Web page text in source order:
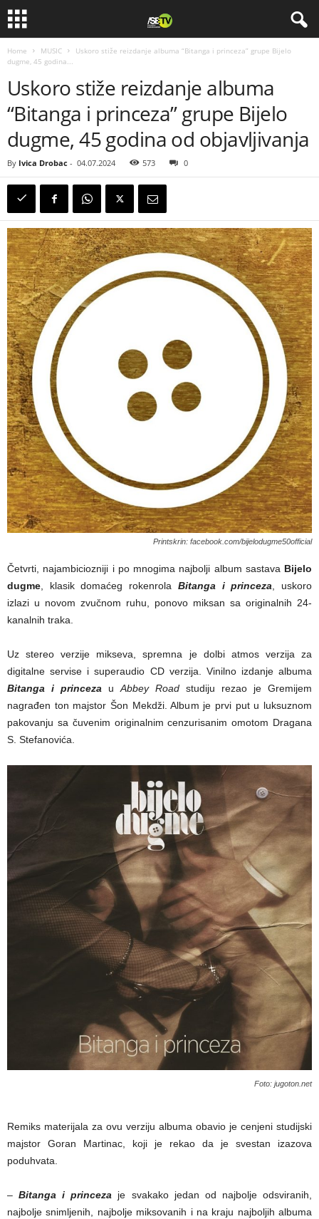
Home MUSIC
Uskoro stiže reizdanje albuma “Bitanga i princeza” grupe Bijelo
dugme, 45 godina...
Uskoro stiže reizdanje albuma
“Bitanga i princeza” grupe Bijelo
dugme, 45 godina od objavljivanja
By Ivica Drobac - 04.07.2024 573 0
Printskrin: facebook.com/bijelodugme50official
Četvrti, najambiciozniji i po mnogima najbolji album sastava Bijelo
dugme , klasik domaćeg rokenrola Bitanga i princeza , uskoro
izlazi u novom zvučnom ruhu, ponovo miksan sa originalnih 24-
kanalnih traka.
Uz stereo verzije mikseva, spremna je dolbi atmos verzija za
digitalne servise i superaudio CD verzija. Vinilno izdanje albuma
Bitanga i princeza u Abbey Road studiju rezao je Gremijem
nagrađen ton majstor Šon Mekdži. Album je prvi put u luksuznom
pakovanju sa čuvenim originalnim cenzurisanim omotom Dragana
S. Stefanovića.
Foto: jugoton.net
Remiks materijala za ovu verziju albuma obavio je cenjeni studijski
majstor Goran Martinac, koji je rekao da je svestan izazova
poduhvata.
–Bitanga i princeza je svakako jedan od najbolje odsviranih,
najbolje snimljenih, najbolje miksovanih i na kraju najboljih albuma